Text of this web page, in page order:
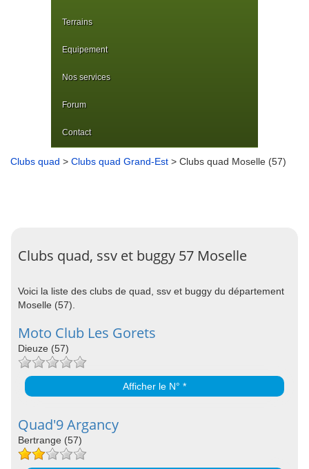
Terrains
Equipement
Nos services
Forum
Contact
Clubs quad > Clubs quad Grand-Est > Clubs quad Moselle (57)
Clubs quad, ssv et buggy 57 Moselle
Voici la liste des clubs de quad, ssv et buggy du département
Moselle (57).
Moto Club Les Gorets
Dieuze (57)
Afficher le N° *
Quad'9 Argancy
Bertrange (57)